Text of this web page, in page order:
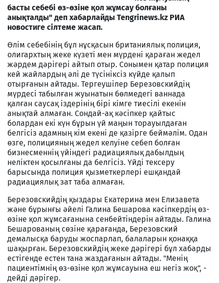
басты себебі өз-өзіне қол жұмсау болғаны
анықталды" деп хабарлайды Tengrinews.kz РИА
новостиге сілтеме жасап.
Өлім себебінің бұл нұсқасын британиялық полиция,
олигархтың жеке күзеті мен мүрдені қараған жедел
жәрдем дәрігері айтып отыр. Сонымен қатар полиция
кей жайлардың әлі де түсініксіз күйде қалып
отырғанын айтады. Тергеушілер Березовскийдің
мүрдесі табылған жуынатын бөлмедегі ваннада
қалған саусақ іздерінің бірі кімге тиесілі екенін
анықтай алмаған. Сондай-ақ кәсіпкер қайтыс
болардан екі күн бұрын үй маңын торауылдаған
белгісіз адамның кім екені де қазірге беймәлім. Одан
өзге, полицияның жедел келуіне себеп болған
бизнесменнің үйіндегі радиациялық дабылдың
неліктен қосылғаны да белгісіз. Үйді тексеру
барысында полиция қызметкерлері ешқандай
радиациялық зат таба алмаған.
Березовскийдің қыздары Екатерина мен Елизавета
және бұрынғы әйелі Галина Бешарова кәсіпкердің өз-
өзіне қол жұмсағанына сенбейтіндерін айтады. Галина
Бешарованың сөзіне қарағанда, Березовский
демалысқа баруды жоспарлап, балаларын қонаққа
шақырған. Березовскийдің жеке дәрігері бұл хабарды
естігенде естен тана жаздағанын айтады. "Менің
пациентімнің өз-өзіне қол жұмсауына еш негіз жоқ", -
дейді дәрігер.